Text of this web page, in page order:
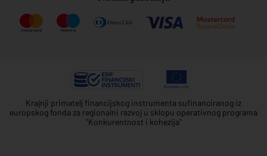
Krajnji primatelj financijskog instrumenta sufinanciranog iz
europskog fonda za regionalni razvoj u sklopu operativnog programa
"Konkurentnost i kohezija"